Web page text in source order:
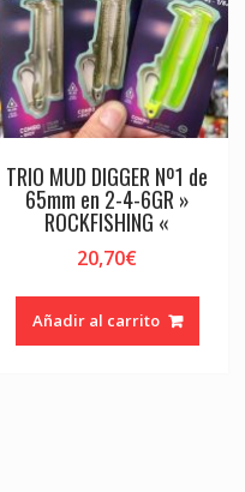
TRIO MUD DIGGER Nº1 de
65mm en 2-4-6GR »
ROCKFISHING «
20,70€
Añadir al carrito